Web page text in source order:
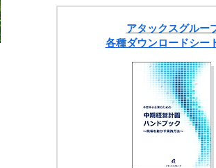
アタックスグルー
各種ダウンロードシー